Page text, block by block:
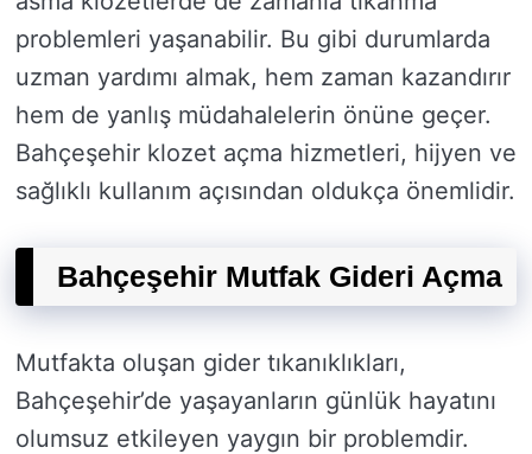
problemleri yaşanabilir. Bu gibi durumlarda
uzman yardımı almak, hem zaman kazandırır
hem de yanlış müdahalelerin önüne geçer.
Bahçeşehir klozet açma hizmetleri, hijyen ve
sağlıklı kullanım açısından oldukça önemlidir.
Bahçeşehir Mutfak Gideri Açma
Mutfakta oluşan gider tıkanıklıkları,
Bahçeşehir’de yaşayanların günlük hayatını
olumsuz etkileyen yaygın bir problemdir.